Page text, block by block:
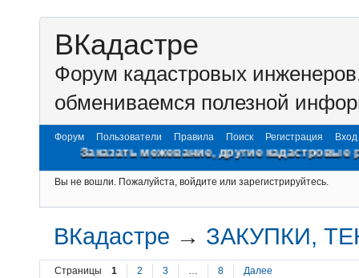
ВКадастре
Форум кадастровых
обмениваемся полезной
Форум Пользователи Правила Поиск Регистрация Вход
межевание, другие кадастровые работы на
Вы не вошли. Пожалуйста, войдите или зарегистрируйтесь.
ВКадастре → ЗАКУПКИ,
Страницы 1 2 3 8 Далее